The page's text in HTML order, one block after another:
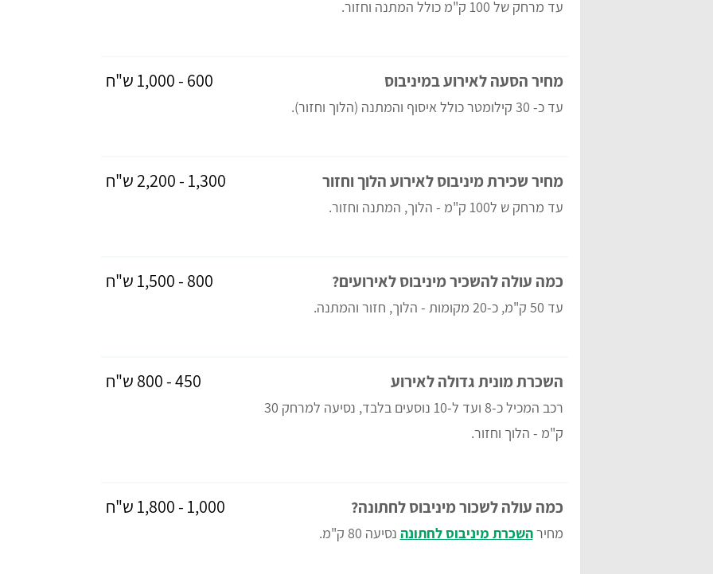
עד מרחק של 100 ק"מ כולל המתנה וחזור.
מחיר הסעה לאירוע במיניבוס
עד כ- 30 קילומטר כולל איסוף והמתנה (הלוך וחזור).
600 - 1,000 ש"ח
מחיר שכירת מיניבוס לאירוע הלוך וחזור
עד מרחק ש ל100 ק"מ - הלוך, המתנה וחזור.
1,300 - 2,200 ש"ח
כמה עולה להשכיר מיניבוס לאירועים?
עד 50 ק"מ, כ-20 מקומות - הלוך, חזור והמתנה.
800 - 1,500 ש"ח
השכרת מונית גדולה לאירוע
רכב המכיל כ-8 ועד ל-10 נוסעים בלבד, נסיעה למרחק 30
ק"מ - הלוך וחזור.
450 - 800 ש"ח
כמה עולה לשכור מיניבוס לחתונה?
מחירהשכרת מיניבוס לחתונה נסיעה 80 ק"מ.
1,000 - 1,800 ש"ח